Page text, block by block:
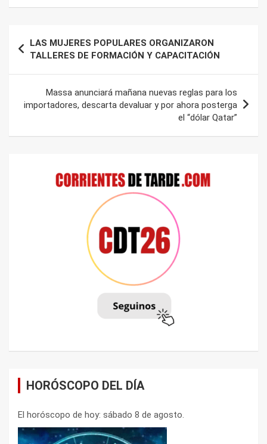
de
entradas
LAS MUJERES POPULARES ORGANIZARON
TALLERES DE FORMACIÓN Y CAPACITACIÓN
Massa anunciará mañana nuevas reglas para los
importadores, descarta devaluar y por ahora posterga
el “dólar Qatar”
HORÓSCOPO DEL DÍA
El horóscopo de hoy: sábado 8 de agosto.